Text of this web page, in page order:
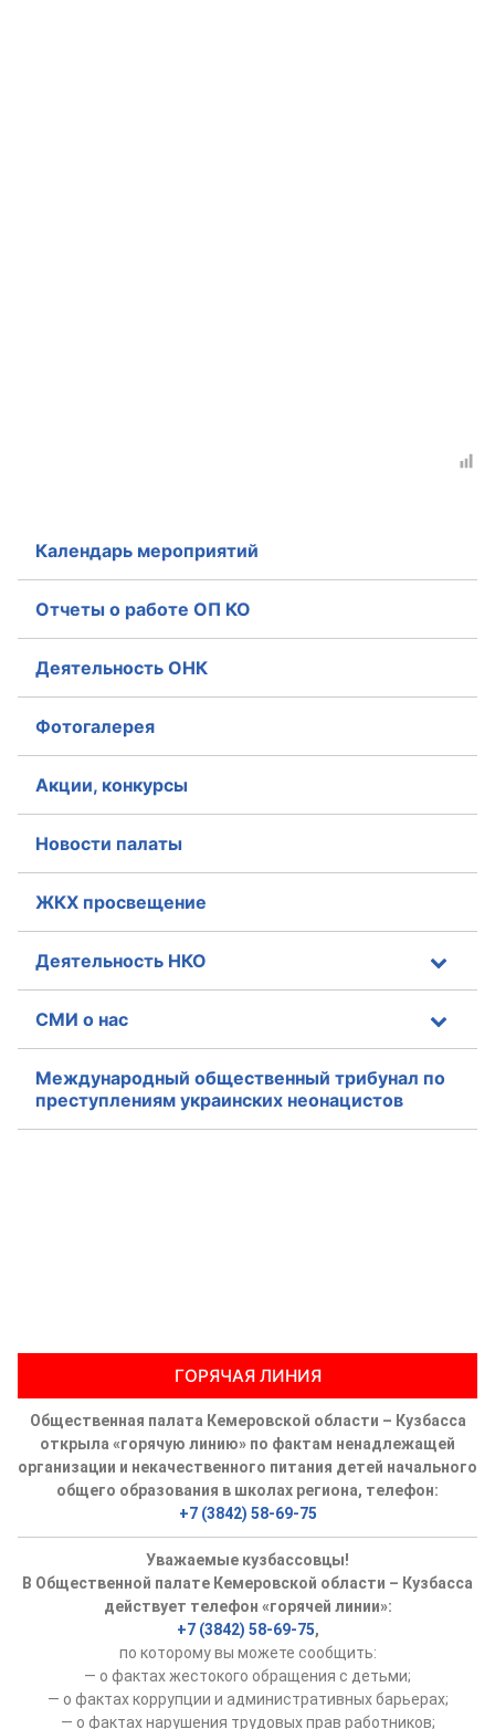
Календарь мероприятий
Отчеты о работе ОП КО
Деятельность ОНК
Фотогалерея
Акции, конкурсы
Новости палаты
ЖКХ просвещение
Деятельность НКО
СМИ о нас
Международный общественный трибунал по
преступлениям украинских неонацистов
ГОРЯЧАЯ ЛИНИЯ
Общественная палата Кемеровской области – Кузбасса
открыла «горячую линию» по фактам ненадлежащей
организации и некачественного питания детей начального
общего образования в школах региона, телефон:
+7 (3842) 58-69-75
Уважаемые кузбассовцы!
В Общественной палате Кемеровской области – Кузбасса
действует телефон «горячей линии»:
+7 (3842) 58-69-75,
по которому вы можете сообщить:
— о фактах жестокого обращения с детьми;
— о фактах коррупции и административных барьерах;
— о фактах нарушения трудовых прав работников;